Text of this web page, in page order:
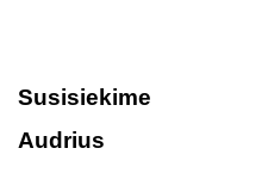
Susisiekime
Audrius